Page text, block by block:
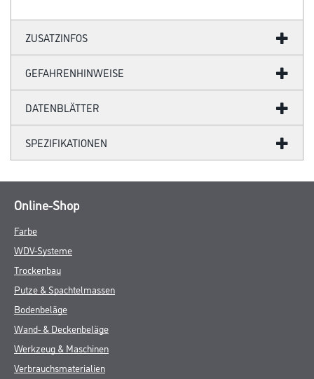
ZUSATZINFOS
GEFAHRENHINWEISE
DATENBLÄTTER
SPEZIFIKATIONEN
Online-Shop
Farbe
WDV-Systeme
Trockenbau
Putze & Spachtelmassen
Bodenbeläge
Wand- & Deckenbeläge
Werkzeug & Maschinen
Verbrauchsmaterialien